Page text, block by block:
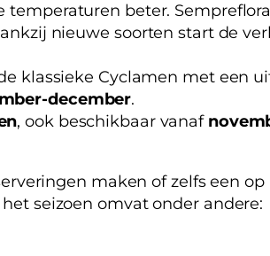
temperaturen beter.
nieuwe soorten start de
klassieke Cyclamen met een
december.
, ook beschikbaar vanaf
maken of zelfs een
seizoen omvat onder andere: